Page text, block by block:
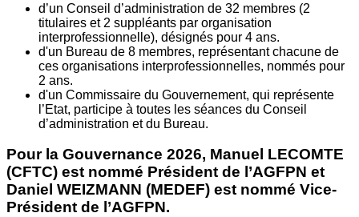
d’un Conseil d’administration de 32 membres (2
titulaires et 2 suppléants par organisation
interprofessionnelle), désignés pour 4 ans.
d'un Bureau de 8 membres, représentant chacune de
ces organisations interprofessionnelles, nommés pour
2 ans.
d'un Commissaire du Gouvernement, qui représente
l’Etat, participe à toutes les séances du Conseil
d’administration et du Bureau.
Pour la Gouvernance 2026, Manuel LECOMTE
(CFTC) est nommé Président de l’AGFPN et
Daniel WEIZMANN (MEDEF) est nommé Vice-
Président de l’AGFPN.